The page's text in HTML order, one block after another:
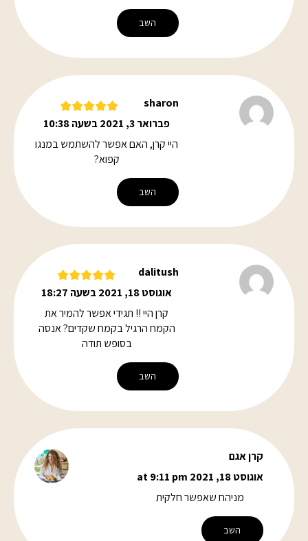
השב
sharon
פברואר 3, 2021 בשעה 10:38
היי קרן, האם אפשר להשתמש במנגו
קפוא?
השב
dalitush
אוגוסט 18, 2021 בשעה 18:27
קרן היי !! תגידי אפשר להמיר את
הקמח הרגיל בקמח שקדים? אנסה
בסופש תודה
השב
קרן אגם
אוגוסט 18, 2021 at 9:11 pm
מניהח שאפשר חלקית
השב